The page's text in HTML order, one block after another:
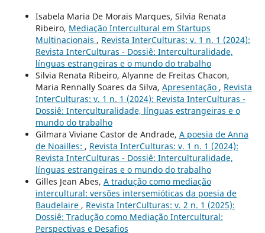
Isabela Maria De Morais Marques, Silvia Renata
Ribeiro, Mediação Intercultural em Startups
Multinacionais , Revista InterCulturas: v. 1 n. 1 (2024):
Revista InterCulturas - Dossiê: Interculturalidade,
línguas estrangeiras e o mundo do trabalho
Silvia Renata Ribeiro, Alyanne de Freitas Chacon,
Maria Rennally Soares da Silva, Apresentação , Revista
InterCulturas: v. 1 n. 1 (2024): Revista InterCulturas -
Dossiê: Interculturalidade, línguas estrangeiras e o
mundo do trabalho
Gilmara Viviane Castor de Andrade, A poesia de Anna
de Noailles: , Revista InterCulturas: v. 1 n. 1 (2024):
Revista InterCulturas - Dossiê: Interculturalidade,
línguas estrangeiras e o mundo do trabalho
Gilles Jean Abes, A tradução como mediação
intercultural: versões intersemióticas da poesia de
Baudelaire , Revista InterCulturas: v. 2 n. 1 (2025):
Dossiê: Tradução como Mediação Intercultural:
Perspectivas e Desafios